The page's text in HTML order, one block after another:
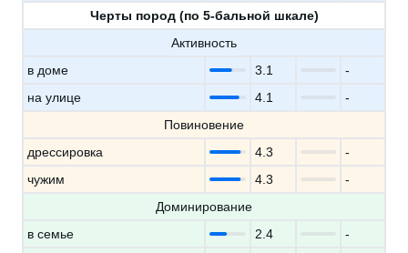
Черты пород (по 5-бальной шкале)
Активность
в доме
3.1
-
на улице
4.1
-
Повиновение
дрессировка
4.3
-
чужим
4.3
-
Доминирование
в семье
2.4
-